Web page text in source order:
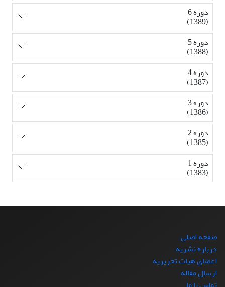
دوره 6
(1389)
دوره 5
(1388)
دوره 4
(1387)
دوره 3
(1386)
دوره 2
(1385)
دوره 1
(1383)
صفحه اصلی
درباره نشریه
اعضای هیات تحریریه
ارسال مقاله